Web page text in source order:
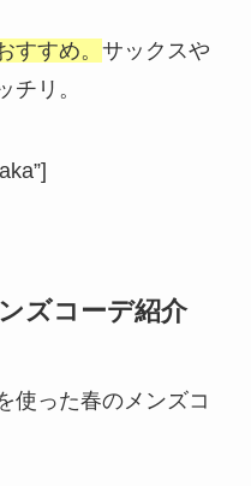
すすめ。 サックスや
チリ。
ズコーデ紹介
使った春のメンズコ